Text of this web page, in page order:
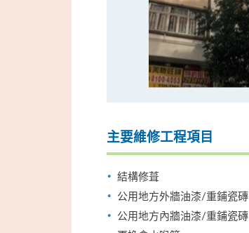
主要維修工程項目
結構修葺
公用地方外牆油漆/重鋪瓷磚
公用地方內牆油漆/重鋪瓷磚